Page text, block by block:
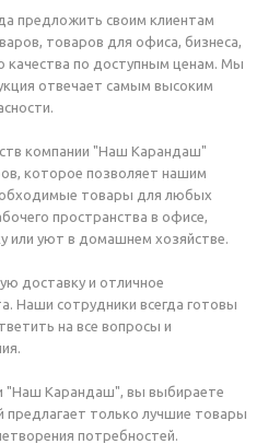
предложить своим клиентам
товаров для офиса, бизнеса,
качества по доступным ценам. Мы
отвечает самым высоким
компании "Наш Карандаш"
которое позволяет нашим
товары для любых
пространства в офисе,
или уют в домашнем хозяйстве.
доставку и отличное
Наши сотрудники всегда готовы
на все вопросы и
"Наш Карандаш", вы выбираете
только лучшие товары
потребностей.